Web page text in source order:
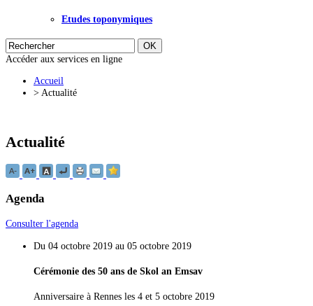
Etudes toponymiques
Accéder aux services en ligne
Accueil
>Actualité
Actualité
Agenda
Consulter l'agenda
Du 04 octobre 2019 au 05 octobre 2019
Cérémonie des 50 ans de Skol an Emsav
Anniversaire à Rennes les 4 et 5 octobre 2019